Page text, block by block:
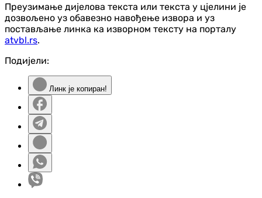
Преузимање дијелова текста или текста у цјелини је
дозвољено уз обавезно навођење извора и уз
постављање линка ка изворном тексту на порталу
atvbl.rs.
Подијели:
Линк је копиран!